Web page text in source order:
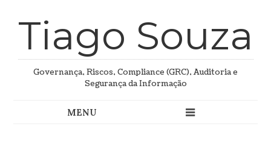
Tiago Souza
Governança, Riscos, Compliance (GRC), Auditoria e
Segurança da Informação